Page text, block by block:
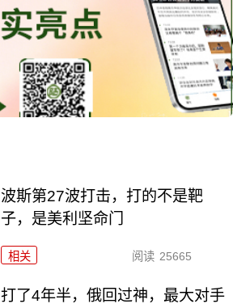
波斯第27波打击，打的不是靶
子，是美利坚命门
相关 阅读 25665
打了4年半，俄回过神，最大对手